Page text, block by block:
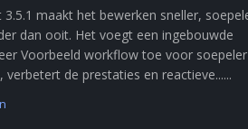
3.5.1 maakt het bewerken sneller,
dan ooit. Het voegt een ingebouwde
Voorbeeld workflow toe voor soepeler
verbetert de prestaties en reactieve......